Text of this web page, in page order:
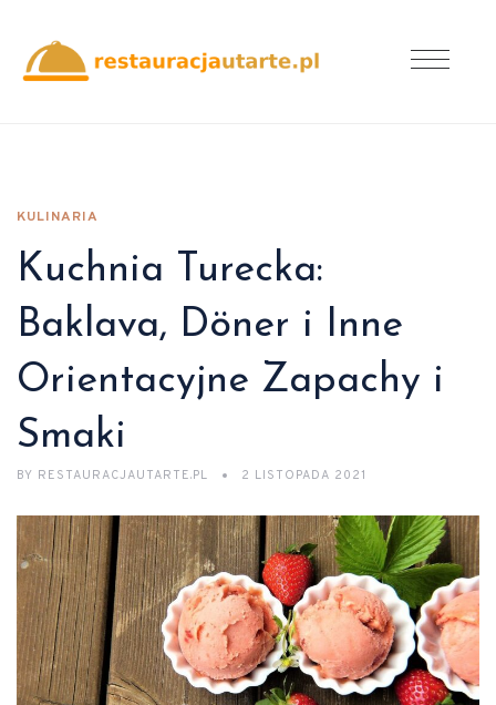
KULINARIA
Kuchnia Turecka:
Baklava, Döner i Inne
Orientacyjne Zapachy i
Smaki
BY RESTAURACJAUTARTE.PL 2 LISTOPADA 2021